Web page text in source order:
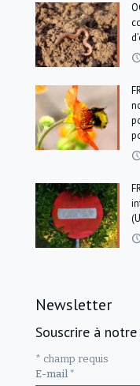
Newsletter
Souscrire à
* champ requis
E-mail *